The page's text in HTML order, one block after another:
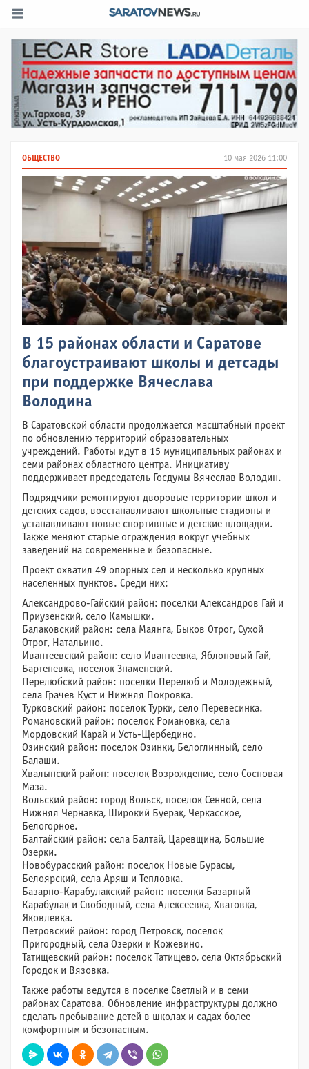
10 мая 2026 11:00
ОБЩЕСТВО
В 15 районах области и Саратове
благоустраивают школы и детсады
при поддержке Вячеслава
Володина
В Саратовской области продолжается масштабный проект
по обновлению территорий образовательных
учреждений. Работы идут в 15 муниципальных районах и
семи районах областного центра. Инициативу
поддерживает председатель Госдумы Вячеслав Володин.
Подрядчики ремонтируют дворовые территории школ и
детских садов, восстанавливают школьные стадионы и
устанавливают новые спортивные и детские площадки.
Также меняют старые ограждения вокруг учебных
заведений на современные и безопасные.
Проект охватил 49 опорных сел и несколько крупных
населенных пунктов. Среди них:
Александрово-Гайский район: поселки Александров Гай и
Приузенский, село Камышки.
Балаковский район: села Маянга, Быков Отрог, Сухой
Отрог, Натальино.
Ивантеевский район: село Ивантеевка, Яблоновый Гай,
Бартеневка, поселок Знаменский.
Перелюбский район: поселки Перелюб и Молодежный,
села Грачев Куст и Нижняя Покровка.
Турковский район: поселок Турки, село Перевесинка.
Романовский район: поселок Романовка, села
Мордовский Карай и Усть-Щербедино.
Озинский район: поселок Озинки, Белоглинный, село
Балаши.
Хвалынский район: поселок Возрождение, село Сосновая
Маза.
Вольский район: город Вольск, поселок Сенной, села
Нижняя Чернавка, Широкий Буерак, Черкасское,
Белогорное.
Балтайский район: села Балтай, Царевщина, Большие
Озерки.
Новобурасский район: поселок Новые Бурасы,
Белоярский, села Аряш и Тепловка.
Базарно-Карабулакский район: поселки Базарный
Карабулак и Свободный, села Алексеевка, Хватовка,
Яковлевка.
Петровский район: город Петровск, поселок
Пригородный, села Озерки и Кожевино.
Татищевский район: поселок Татищево, села Октябрьский
Городок и Вязовка.
Также работы ведутся в поселке Светлый и в семи
районах Саратова. Обновление инфраструктуры должно
сделать пребывание детей в школах и садах более
комфортным и безопасным.